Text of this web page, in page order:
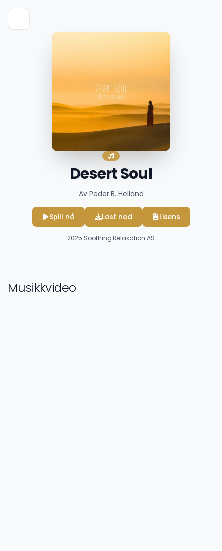
Desert Soul
Av Peder B. Helland
Spill nå Last ned Lisens
2025 Soothing Relaxation AS
Musikkvideo